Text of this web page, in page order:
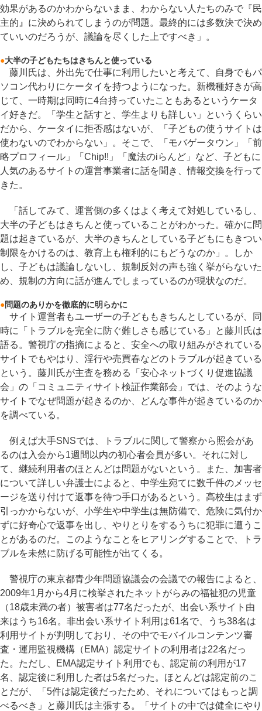
効果があるのかわからないまま、わからない人たちのみで『民
主的』に決められてしまうのが問題。最終的には多数決で決め
ていいのだろうが、議論を尽くした上ですべき」。
●大半の子どもたちはきちんと使っている
藤川氏は、外出先で仕事に利用したいと考えて、自身でもパ
ソコン代わりにケータイを持つようになった。新機種好きが高
じて、一時期は同時に4台持っていたこともあるというケータ
イ好きだ。「学生と話すと、学生よりも詳しい」というくらい
だから、ケータイに拒否感はないが、「子どもの使うサイトは
使わないのでわからない」。そこで、「モバゲータウン」「前
略プロフィール」「Chip!!」「魔法のiらんど」など、子どもに
人気のあるサイトの運営事業者に話を聞き、情報交換を行って
きた。
「話してみて、運営側の多くはよく考えて対処しているし、
大半の子どもはきちんと使っていることがわかった。確かに問
題は起きているが、大半のきちんとしている子どもにもきつい
制限をかけるのは、教育上も権利的にもどうなのか」。しか
し、子どもは議論しないし、規制反対の声も強く挙がらないた
め、規制の方向に話が進んでしまっているのが現状なのだ。
●問題のありかを徹底的に明らかに
サイト運営者もユーザーの子どももきちんとしているが、同
時に「トラブルを完全に防ぐ難しさも感じている」と藤川氏は
語る。警視庁の指摘によると、安全への取り組みがされている
サイトでもやはり、淫行や売買春などのトラブルが起きている
という。藤川氏が主査を務める「安心ネットづくり促進協議
会」の「コミュニティサイト検証作業部会」では、そのような
サイトでなぜ問題が起きるのか、どんな事件が起きているのか
を調べている。
例えば大手SNSでは、トラブルに関して警察から照会があ
るのは入会から1週間以内の初心者会員が多い。それに対し
て、継続利用者のほとんどは問題がないという。また、加害者
について詳しい弁護士によると、中学生宛てに数千件のメッセ
ージを送り付けて返事を待つ手口があるという。高校生はまず
引っかからないが、小学生や中学生は無防備で、危険に気付か
ずに好奇心で返事を出し、やりとりをするうちに犯罪に遭うこ
とがあるのだ。このようなことをヒアリングすることで、トラ
ブルを未然に防げる可能性が出てくる。
警視庁の東京都青少年問題協議会の会議での報告によると、
2009年1月から4月に検挙されたネットがらみの福祉犯の児童
（18歳未満の者）被害者は77名だったが、出会い系サイト由
来はうち16名。非出会い系サイト利用は61名で、うち38名は
利用サイトが判明しており、その中でモバイルコンテンツ審
査・運用監視機構（EMA）認定サイトの利用者は22名だっ
た。ただし、EMA認定サイト利用でも、認定前の利用が17
名、認定後に利用した者は5名だった。ほとんどは認定前のこ
とだが、「5件は認定後だったため、それについてはもっと調
べるべき」と藤川氏は主張する。「サイトの中では健全にやり